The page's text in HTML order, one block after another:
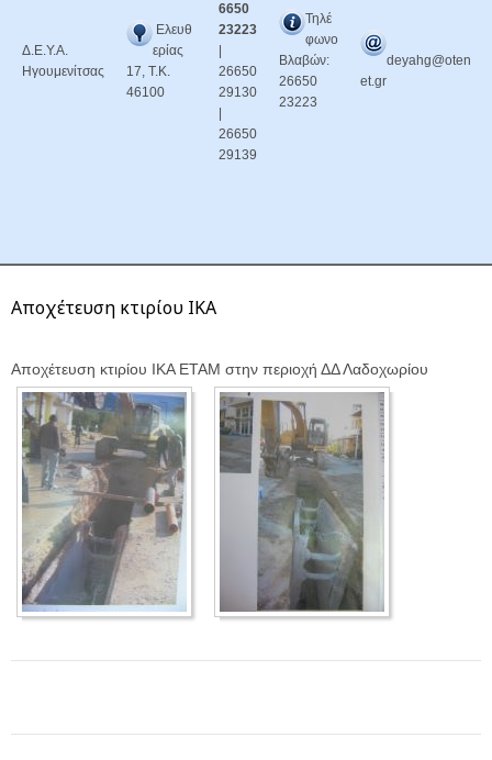
Δ.Ε.Υ.Α.
Ηγουμενίτσας
Ελευθ
ερίας
17, Τ.Κ.
46100
6650
23223
26650
29130
26650
29139
Τηλέ
φωνο
Βλαβών:
26650
23223
deyahg@oten
et.gr
Αποχέτευση κτιρίου ΙΚΑ
Αποχέτευση κτιρίου ΙΚΑ ΕΤΑΜ στην περιοχή ΔΔ Λαδοχωρίου